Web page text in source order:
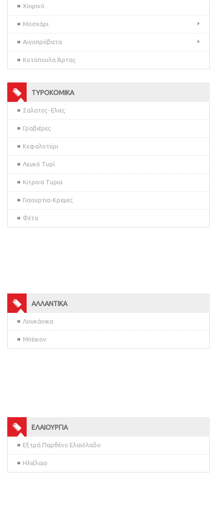
Χοιρινό
Μοσχάρι
Αιγοπρόβατα
Κοτόπουλα Άρτας
ΤΥΡΟΚΟΜΙΚΑ
Σαλατες- Ελιες
Γραβιέρες
Κεφαλοτύρι
Λευκό Τυρί
Κιτρινα Τυρια
Γιαουρτια-Κρεμες
Φέτα
ΑΛΛΑΝΤΙΚΑ
Λουκάνικα
Μπέικον
ΕΛΑΙΟΥΡΓΙΑ
Εξτρά Παρθένο Ελαιόλαδο
Ηλιέλαιο